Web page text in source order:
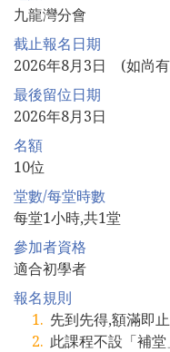
九龍灣分會
截止報名日期
2026年8月3日 (如尚
最後留位日期
2026年8月3日
名額
10位
堂數/每堂時數
每堂1小時,共1堂
參加者資格
適合初學者
報名規則
先到先得,額滿即止
此課程不設「補堂